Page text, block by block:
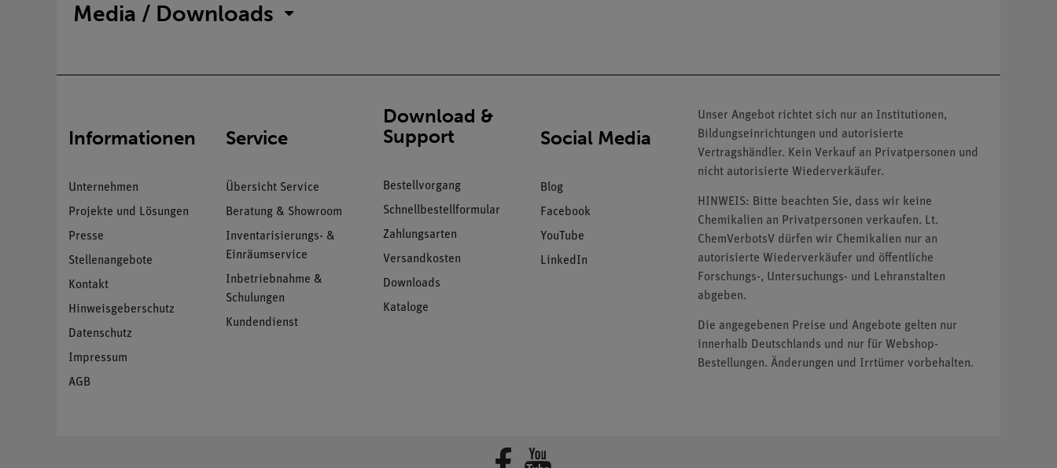
Media / Downloads
Informationen
Unternehmen
Projekte und Lösungen
Presse
Stellenangebote
Kontakt
Hinweisgeberschutz
Datenschutz
Impressum
AGB
Service
Übersicht Service
Beratung & Showroom
Inventarisierungs- &
Einräumservice
Inbetriebnahme &
Schulungen
Kundendienst
Download &
Support
Bestellvorgang
Schnellbestellformular
Zahlungsarten
Versandkosten
Downloads
Kataloge
Social Media
Blog
Facebook
YouTube
LinkedIn
Unser Angebot richtet sich nur an Institutionen,
Bildungseinrichtungen und autorisierte
Vertragshändler. Kein Verkauf an Privatpersonen und
nicht autorisierte Wiederverkäufer.
HINWEIS: Bitte beachten Sie, dass wir keine
Chemikalien an Privatpersonen verkaufen. Lt.
ChemVerbotsV dürfen wir Chemikalien nur an
autorisierte Wiederverkäufer und öffentliche
Forschungs-, Untersuchungs- und Lehranstalten
abgeben.
Die angegebenen Preise und Angebote gelten nur
innerhalb Deutschlands und nur für Webshop-
Bestellungen. Änderungen und Irrtümer vorbehalten.